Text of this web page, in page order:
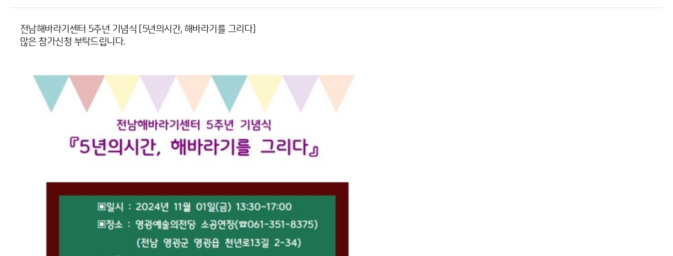
전남해바라기센터 5주년 기념식 [5년의시간, 해바라기를 그리다]
많은 참가신청 부탁드립니다.